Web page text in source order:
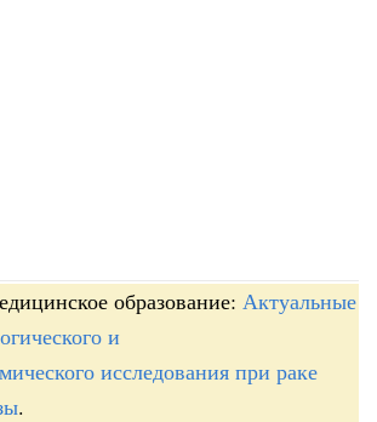
образование: Актуальные
и
исследования при раке
.